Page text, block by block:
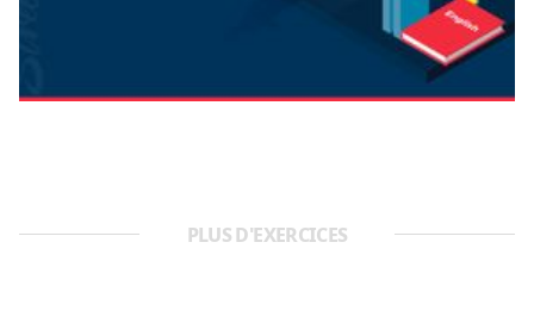
PLUS D'EXERCICES